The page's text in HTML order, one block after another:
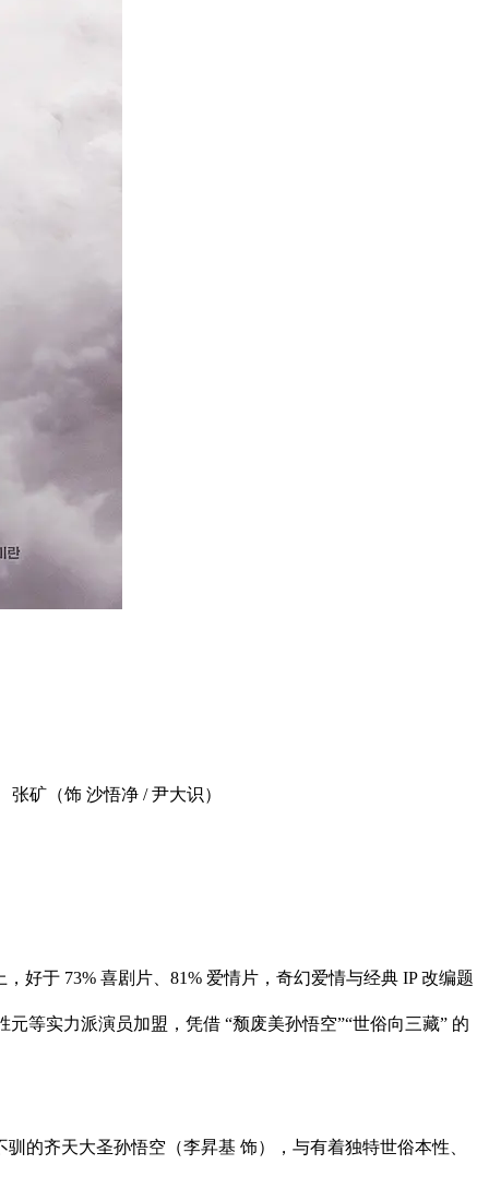
矿（饰 沙悟净 / 尹大识）
好于 73% 喜剧片、81% 爱情片，奇幻爱情与经典 IP 改编题
等实力派演员加盟，凭借 “颓废美孙悟空”“世俗向三藏” 的
的齐天大圣孙悟空（李昇基 饰），与有着独特世俗本性、